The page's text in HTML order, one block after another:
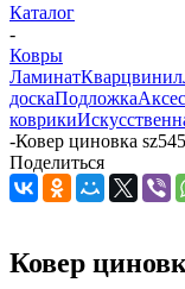
Каталог
-
Ковры
ЛаминатКварцвинил
доскаПодложка
коврики
-Ковер циновка
Поделиться
Ковер